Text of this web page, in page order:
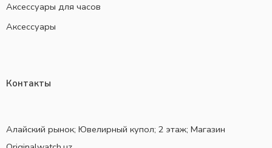
Аксессуары для часов
Аксессуары
Контакты
Алайский рынок; Ювелирный купол; 2 этаж; Магазин